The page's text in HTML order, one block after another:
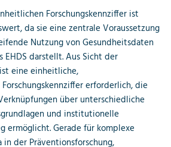
Forschungskennziffer ist
da sie eine zentrale Voraussetzung
Nutzung von Gesundheitsdaten
EHDS darstellt. Aus Sicht der
eine einheitliche,
erforderlich, die
über unterschiedliche
und institutionelle
ermöglicht. Gerade für komplexe
der Präventionsforschung,